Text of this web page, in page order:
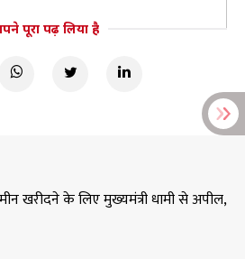
पूरा पढ़ लिया है
खरीदने के लिए मुख्यमंत्री धामी से अपील,